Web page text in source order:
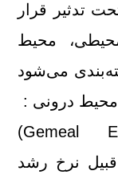
تدثیر قرار
محیط
می‌شود
درونی :
محیط عمومی (Gemeal Enviroment)
قبیل نرخ رشد